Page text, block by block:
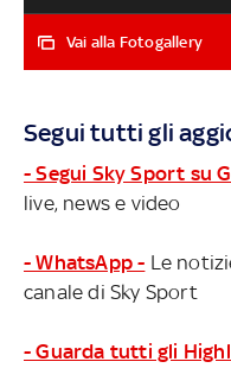
quali sono i giocatori
l’attenzione del
di maglia) fuori dalla
Scopriamo insieme il
Vai alla Fotogallery
Segui tutti gli
- Segui Sky Sport su
live, news e video
- WhatsApp - Le
canale di Sky Sport
- Guarda tutti gli